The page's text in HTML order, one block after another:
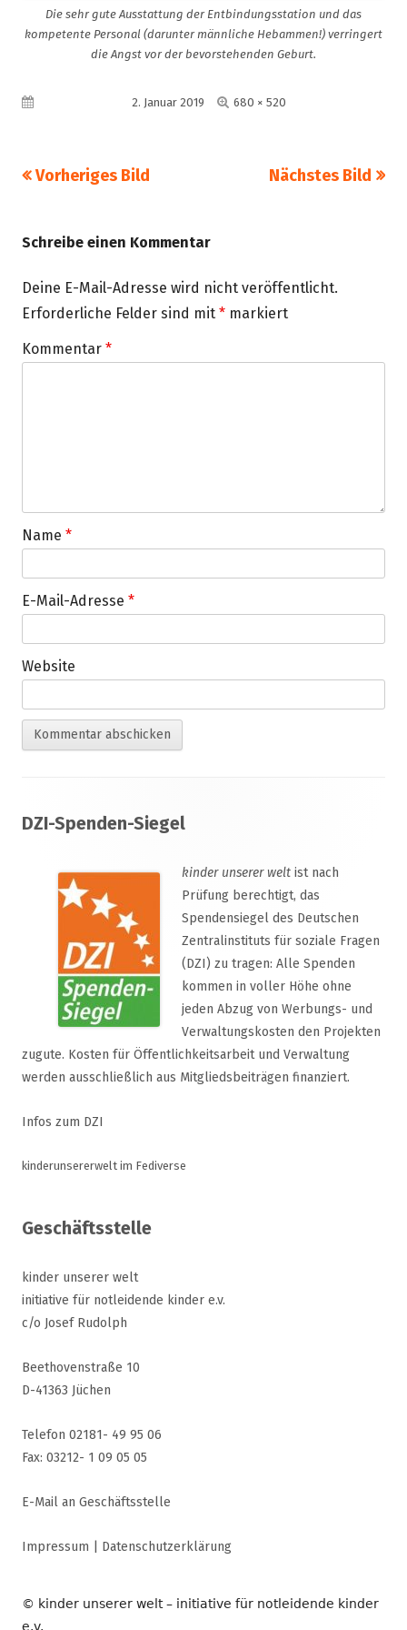
Die sehr gute Ausstattung der Entbindungsstation und das
kompetente Personal (darunter männliche Hebammen!) verringert
die Angst vor der bevorstehenden Geburt.
Veröffentlicht am2. Januar 2019 Volle
680 × 520
Vorheriges Bild Nächstes Bild
Schreibe einen Kommentar
Deine E-Mail-Adresse wird nicht veröffentlicht.
Erforderliche Felder sind mit * markiert
Kommentar *
Name *
E-Mail-Adresse *
Website
Inhalt
DZI-Spenden-Siegel
kinder unserer welt ist nach
Prüfung berechtigt, das
Spendensiegel des Deutschen
Zentralinstituts für soziale Fragen
(DZI) zu tragen: Alle Spenden
kommen in voller Höhe ohne
jeden Abzug von Werbungs- und
Verwaltungskosten den Projekten
zugute. Kosten für Öffentlichkeitsarbeit und Verwaltung
werden ausschließlich aus Mitgliedsbeiträgen finanziert.
Infos zum DZI
kinderunsererwelt im Fediverse
Geschäftsstelle
kinder unserer welt
initiative für notleidende kinder e.v.
c/o Josef Rudolph
Beethovenstraße 10
D-41363 Jüchen
Telefon 02181- 49 95 06
Fax: 03212- 1 09 05 05
E-Mail an Geschäftsstelle
Impressum Datenschutzerklärung
© kinder unserer welt – initiative für notleidende kinder
e.v.